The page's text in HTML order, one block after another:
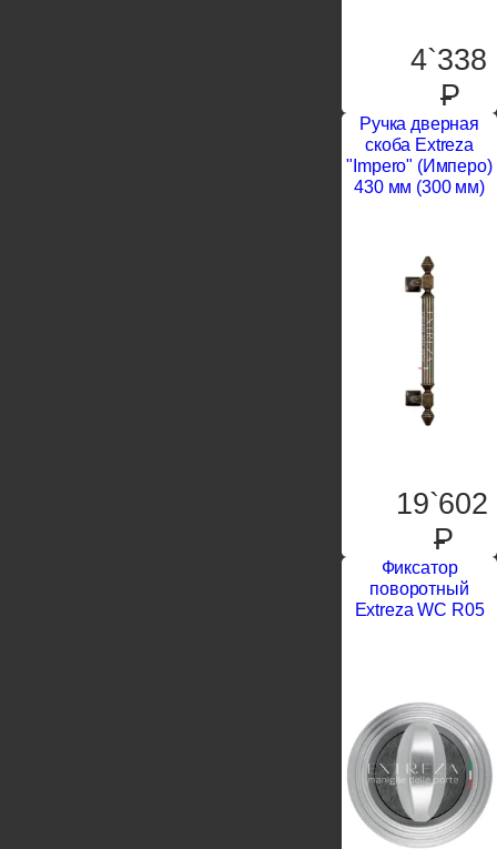
4`338
P
Ручка дверная
скоба Extreza
"Impero" (Имперо)
430 мм (300 мм)
19`602
P
Фиксатор
поворотный
Extreza WC R05